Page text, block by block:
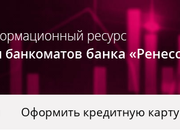
Оформить кредитную карту